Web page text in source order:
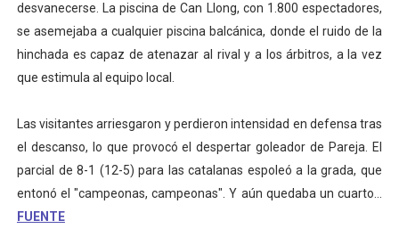
desvanecerse. La piscina de Can Llong, con 1.800 espectadores,
se asemejaba a cualquier piscina balcánica, donde el ruido de la
hinchada es capaz de atenazar al rival y a los árbitros, a la vez
que estimula al equipo local.
Las visitantes arriesgaron y perdieron intensidad en defensa tras
el descanso, lo que provocó el despertar goleador de Pareja. El
parcial de 8-1 (12-5) para las catalanas espoleó a la grada, que
entonó el "campeonas, campeonas". Y aún quedaba un cuarto...
FUENTE